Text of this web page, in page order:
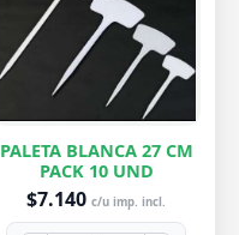
PALETA BLANCA 27 CM
PACK 10 UND
$7.140 c/u imp. incl.